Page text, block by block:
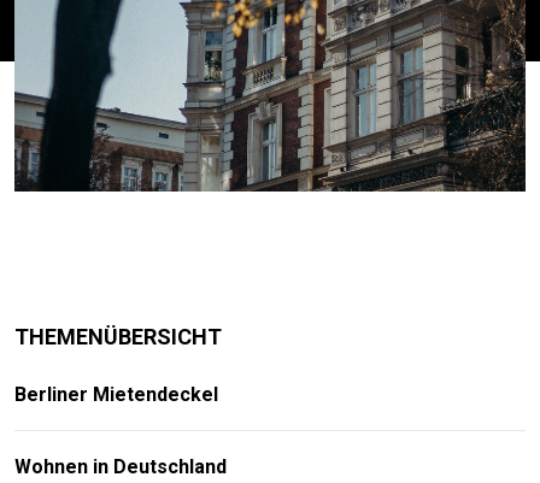
THEMENÜBERSICHT
Berliner Mietendeckel
Wohnen in Deutschland